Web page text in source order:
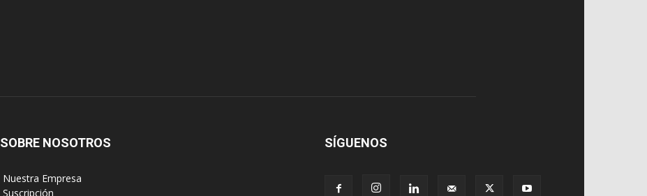
SOBRE NOSOTROS
‎ Nuestra Empresa
‎ Suscripción
SÍGUENOS